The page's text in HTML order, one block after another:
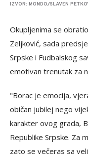
IZVOR: MONDO/SLAVEN
Okupljenima se
Zeljković, sada
Srpske i Fudbalskog
emotivan trenutak za
"Borac je emocija,
običan jubilej nego
karakter ovog grada,
Republike Srpske. Za
zato se večeras sa